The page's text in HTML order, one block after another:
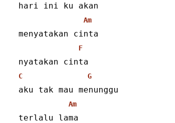
hari ini ku akan
Am
menyatakan cinta
F
nyatakan cinta
C G
aku tak mau menunggu
Am
terlalu lama